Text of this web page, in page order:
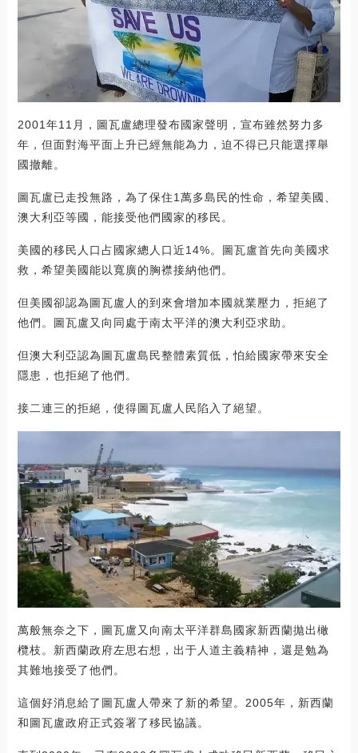
2001年11月，圖瓦盧總理發布國家聲明，宣布雖然努力多
年，但面對海平面上升已經無能為力，迫不得已只能選擇舉
國撤離。
圖瓦盧已走投無路，為了保住1萬多島民的性命，希望美國、
澳大利亞等國，能接受他們國家的移民。
美國的移民人口占國家總人口近14%。圖瓦盧首先向美國求
救，希望美國能以寬廣的胸襟接納他們。
但美國卻認為圖瓦盧人的到來會增加本國就業壓力，拒絕了
他們。圖瓦盧又向同處于南太平洋的澳大利亞求助。
但澳大利亞認為圖瓦盧島民整體素質低，怕給國家帶來安全
隱患，也拒絕了他們。
接二連三的拒絕，使得圖瓦盧人民陷入了絕望。
萬般無奈之下，圖瓦盧又向南太平洋群島國家新西蘭拋出橄
欖枝。新西蘭政府左思右想，出于人道主義精神，還是勉為
其難地接受了他們。
這個好消息給了圖瓦盧人帶來了新的希望。2005年，新西蘭
和圖瓦盧政府正式簽署了移民協議。